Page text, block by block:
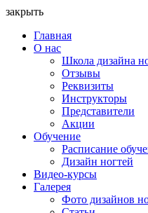
закрыть
Главная
О нас
Школа дизайна
Отзывы
Реквизиты
Инструкторы
Представители
Акции
Обучение
Расписание
Дизайн ногтей
Видео-курсы
Галерея
Фото дизайнов